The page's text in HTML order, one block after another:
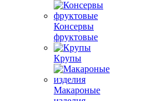
Консервы
фруктовые
Крупы
Макароные